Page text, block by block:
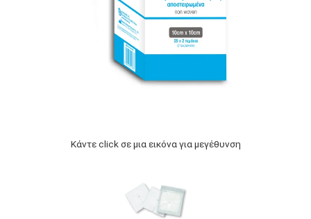
Κάντε click σε μια εικόνα για μεγέθυνση